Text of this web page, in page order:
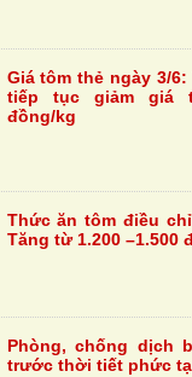
Giá tôm thẻ ngày 3/
tiếp tục giảm giá
đồng/kg
Thức ăn tôm điều
Tăng từ 1.200 –1.500
Phòng, chống dịch
trước thời tiết phức